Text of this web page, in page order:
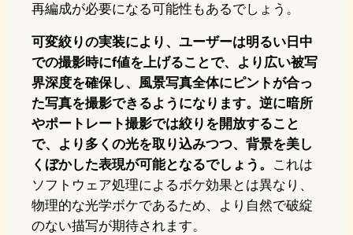
再編成が必要になる可能性もあるでしょう。
可変絞りの実装により、ユーザーは明るい日中
での撮影時にf値を上げることで、より広い被写
界深度を確保し、風景写真全体にピントが合っ
た写真を撮影できるようになります。逆に暗所
やポートレート撮影では絞りを開放すること
で、より多くの光を取り込みつつ、背景を美し
くぼかした表現が可能となるでしょう。 これは
ソフトウェア処理によるボケ効果とは異なり、
物理的な光学ボケであるため、より自然で破綻
のない描写が期待されます。